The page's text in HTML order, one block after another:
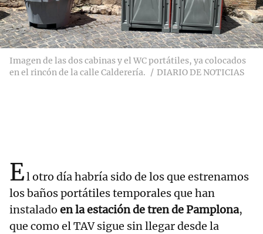
Imagen de las dos cabinas y el WC portátiles, ya colocados
en el rincón de la calle Calderería.
DIARIO DE NOTICIAS
El otro día habría sido de los que estrenamos
los baños portátiles temporales que han
instalado en la estación de tren de Pamplona,
que como el TAV sigue sin llegar desde la